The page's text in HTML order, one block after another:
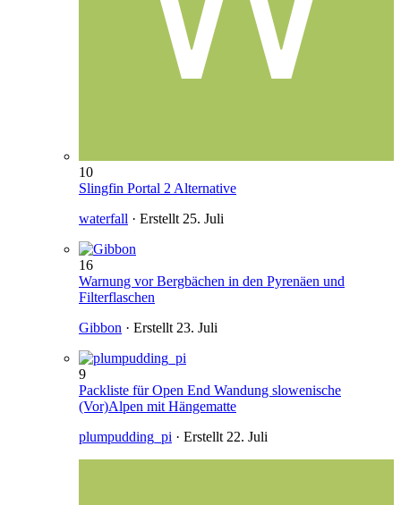
10
Slingfin Portal 2 Alternative
waterfall · Erstellt 25. Juli
16
Warnung vor Bergbächen in den Pyrenäen und
Filterflaschen
Gibbon · Erstellt 23. Juli
9
Packliste für Open End Wandung slowenische
(Vor)Alpen mit Hängematte
plumpudding_pi · Erstellt 22. Juli